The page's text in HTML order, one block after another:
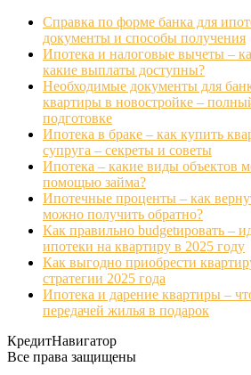
Справка по форме банка для
документы и способы получения
Ипотека и налоговые вычеты –
какие выплаты доступны?
Необходимые документы для
квартиры в новостройке –
подготовке
Ипотека в браке – как купить
супруга – секреты и советы
Ипотека – какие виды объектов
помощью займа?
Ипотечные проценты – как
можно получить обратно?
Как правильно budgetировать –
ипотеки на квартиру в 2025 году
Как выгодно приобрести
стратегии 2025 года
Ипотека и дарение квартиры –
передачей жилья в подарок
КредитНавигатор
Все права защищены